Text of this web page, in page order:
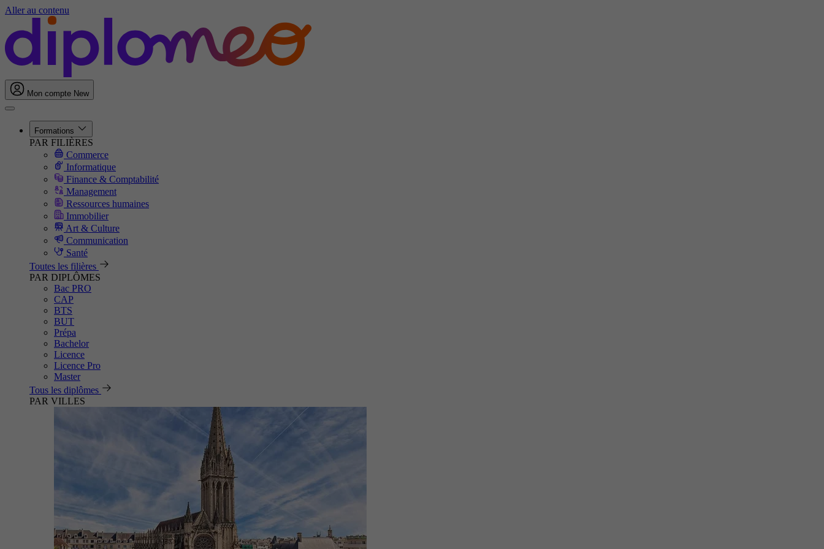
Aller au contenu
Mon compte New
Formations
PAR FILIÈRES
Commerce
Informatique
Finance & Comptabilité
Management
Ressources humaines
Immobilier
Art & Culture
Communication
Santé
Toutes les filières
PAR DIPLÔMES
Bac PRO
CAP
BTS
BUT
Prépa
Bachelor
Licence
Licence Pro
Master
Tous les diplômes
PAR VILLES